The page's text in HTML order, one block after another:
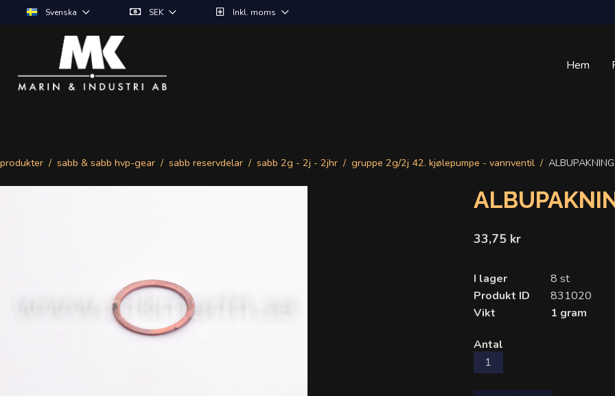
Svenska SEK Inkl. moms
Hem
produkter sabb & sabb hvp-gear sabb reservdelar sabb 2g - 2j - 2jhr gruppe 2g/2j 42. kjølepumpe - vannventil ALBUPAKNING
33,75 kr
I lager
8 st
Produkt ID
831020
Vikt
1 gram
Antal